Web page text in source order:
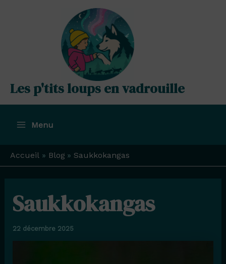
Les p'tits loups en vadrouille
Menu
Menu
Accueil Blog Saukkokangas
Saukkokangas
22 décembre 2025